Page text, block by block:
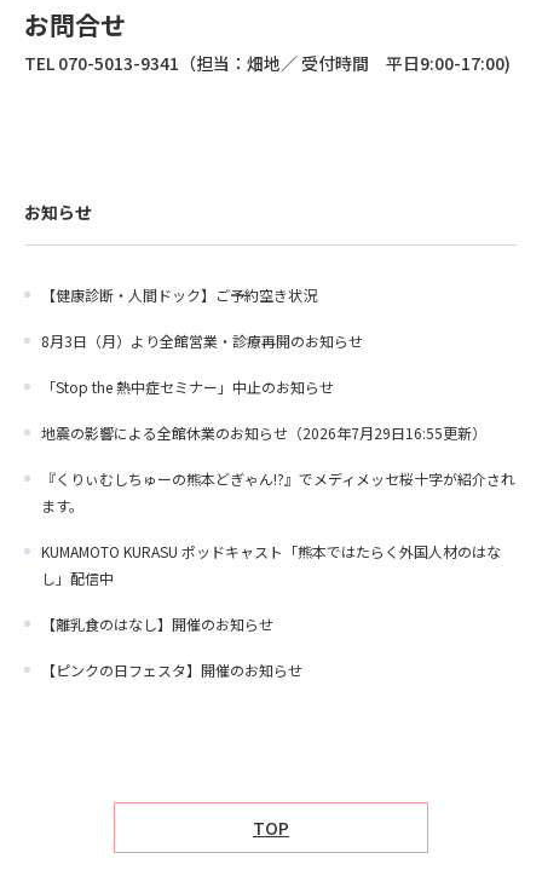
お問合せ
TEL 070-5013-9341（担当：畑地／ 受付時間 平日9:00-17:00)
お知らせ
【健康診断・人間ドック】ご予約空き状況
8月3日（月）より全館営業・診療再開のお知らせ
「Stop the 熱中症セミナー」中止のお知らせ
地震の影響による全館休業のお知らせ（2026年7月29日16:55更新）
『くりぃむしちゅーの熊本どぎゃん!?』でメディメッセ桜十字が紹介され
ます。
KUMAMOTO KURASU ポッドキャスト「熊本ではたらく外国人材のはな
し」配信中
【離乳食のはなし】開催のお知らせ
【ピンクの日フェスタ】開催のお知らせ
TOP